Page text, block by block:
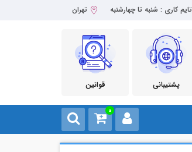
تایم کاری : شنبه تا چهارشنبه تهران
قوانین پشتیبانی
0